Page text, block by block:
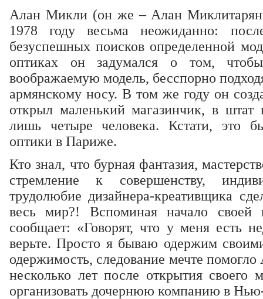
Алан Микли (он же – Алан
1978 году весьма неожиданно:
безуспешных поисков определенной
оптиках он задумался о том,
воображаемую модель, бесспорно
армянскому носу. В том же году он
открыл маленький магазинчик, в штат
лишь четыре человека. Кстати, это
оптики в Париже.
Кто знал, что бурная фантазия,
стремление к совершенству,
трудолюбие дизайнера-креативщика
весь мир?! Вспоминая начало
сообщает: «Говорят, что у меня есть
верьте. Просто я бываю одержим
одержимость, следование мечте
несколько лет после открытия своего
организовать дочернюю компанию в